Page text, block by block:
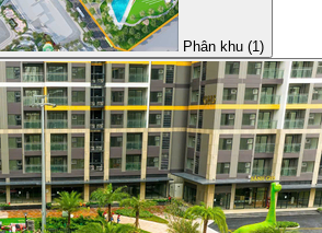
Phân khu (1)